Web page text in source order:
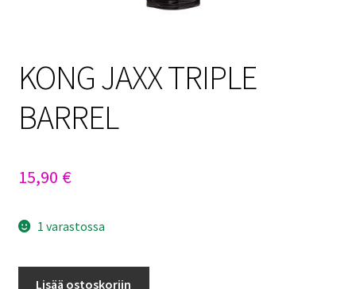
KONG JAXX TRIPLE
BARREL
15,90 €
1 varastossa
Lisää ostoskoriin